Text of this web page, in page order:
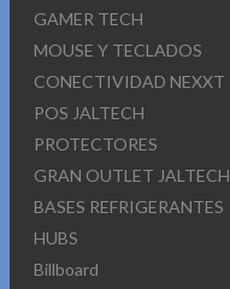
GAMER TECH
MOUSE Y TECLADOS
CONECTIVIDAD NEXXT
POS JALTECH
PROTECTORES
GRAN OUTLET JALTECH
BASES REFRIGERANTES
HUBS
Billboard